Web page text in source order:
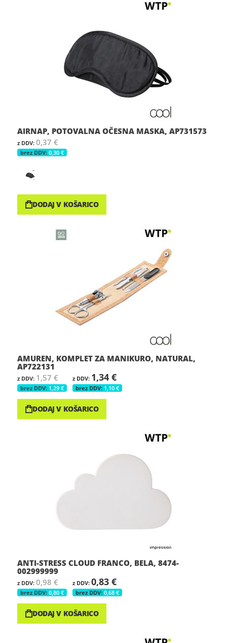
AIRNAP, POTOVALNA OČESNA MASKA, AP731573
0,37 €
0,30 €
DODAJ V KOŠARICO
AMUREN, KOMPLET ZA MANIKURO, NATURAL,
AP722131
1,57 €
1,29 €
1,34 €
1,10 €
DODAJ V KOŠARICO
ANTI-STRESS CLOUD FRANCO, BELA, 8474-
002999999
0,98 €
0,80 €
0,83 €
0,68 €
DODAJ V KOŠARICO